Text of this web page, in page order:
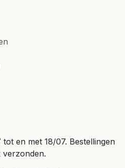
en met 18/07. Bestellingen
verzonden.